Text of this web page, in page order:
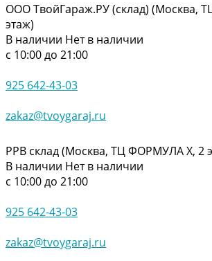
ООО ТвойГараж.РУ (склад) (Москва,
этаж)
В наличии Нет в наличии
с 10:00 до 21:00
925 642-43-03
zakaz@tvoygaraj.ru
РРВ склад (Москва, ТЦ ФОРМУЛА Х, 2
В наличии Нет в наличии
с 10:00 до 21:00
925 642-43-03
zakaz@tvoygaraj.ru